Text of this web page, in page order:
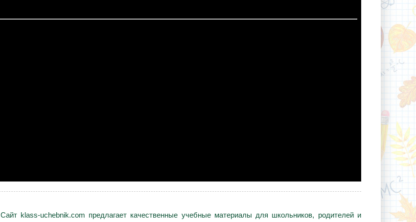
Сайт klass-uchebnik.com предлагает качественные учебные материалы для школьников, родителей и